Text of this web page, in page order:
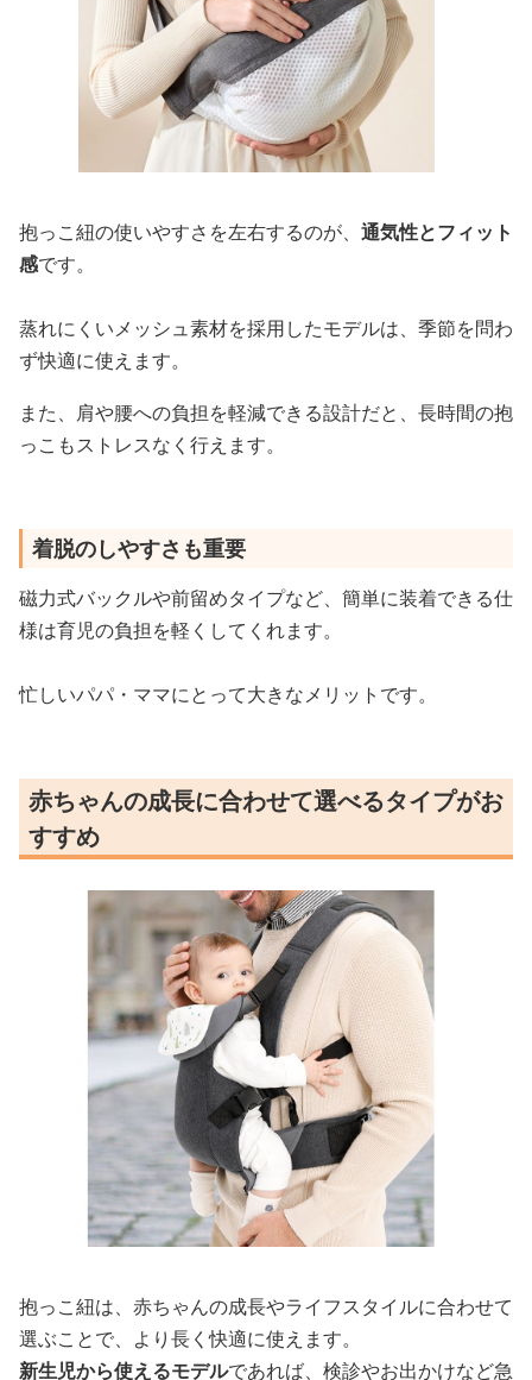
抱っこ紐の使いやすさを左右するのが、 通気性とフィット
感です。
蒸れにくいメッシュ素材を採用したモデルは、季節を問わ
ず快適に使えます。
また、肩や腰への負担を軽減できる設計だと、長時間の抱
っこもストレスなく行えます。
着脱のしやすさも重要
磁力式バックルや前留めタイプなど、簡単に装着できる仕
様は育児の負担を軽くしてくれます。
忙しいパパ・ママにとって大きなメリットです。
赤ちゃんの成長に合わせて選べるタイプがお
すすめ
抱っこ紐は、赤ちゃんの成長やライフスタイルに合わせて
選ぶことで、より長く快適に使えます。
新生児から使えるモデルであれば、検診やお出かけなど急